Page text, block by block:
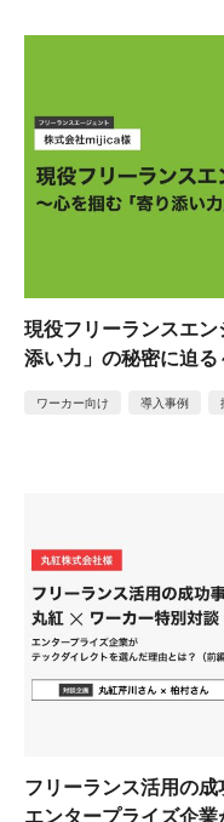
現役フリーランスエ
添い力」の秘密に迫る
ワーカー向け 導入事例
フリーランス活用の
エンタープライズ企